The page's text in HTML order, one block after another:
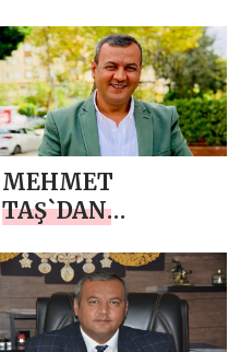
GAZETECİLER VE
BASIN BAYRAMI
MESAJI
MEHMET
TAŞ`DAN
MESAJI